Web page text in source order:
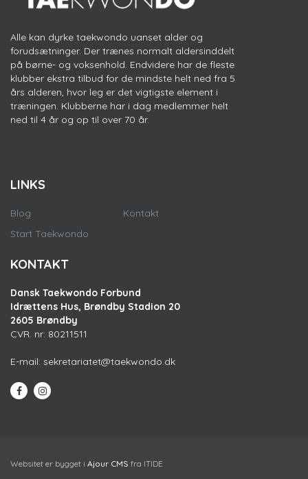
Alle kan dyrke taekwondo uanset alder og
forudsætninger. Der trænes normalt aldersinddelt
på børne- og voksenhold. Endvidere har de fleste
klubber ekstra tilbud for de mindste helt ned fra 5
års alderen, hvor leg er det vigtigste element i
træningen. Klubberne har i dag medlemmer helt
ned til 4 år og op til over 70 år.
LINKS
Blog
Start Taekwondo
Kontakt
KONTAKT
Dansk Taekwondo Forbund
Idrættens Hus, Brøndby Stadion 20
2605 Brøndby
CVR. nr: 80211511
E-mail: sekretariatet@taekwondo.dk
Websitet er bygget i Ajour CMS fra ITIDE